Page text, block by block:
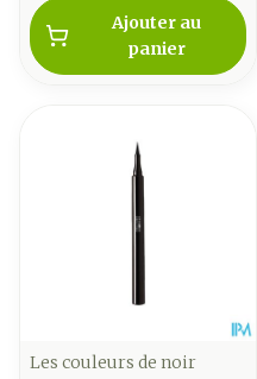
Ajouter au
panier
Les couleurs de noir